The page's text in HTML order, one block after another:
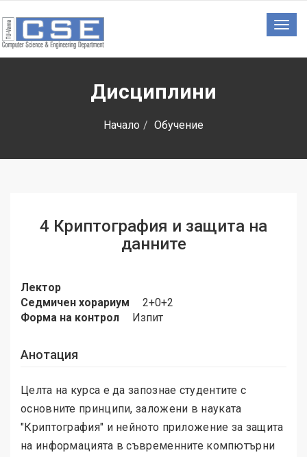
Дисциплини
Начало Обучение
4 Криптография и защита на
данните
Лектор
Седмичен хорариум
2+0+2
Форма на контрол
Изпит
Анотация
Целта на курса e да запознае студентите с
основните принципи, заложени в науката
"Криптография" и нейното приложение за защита
на информацията в съвременните компютърни